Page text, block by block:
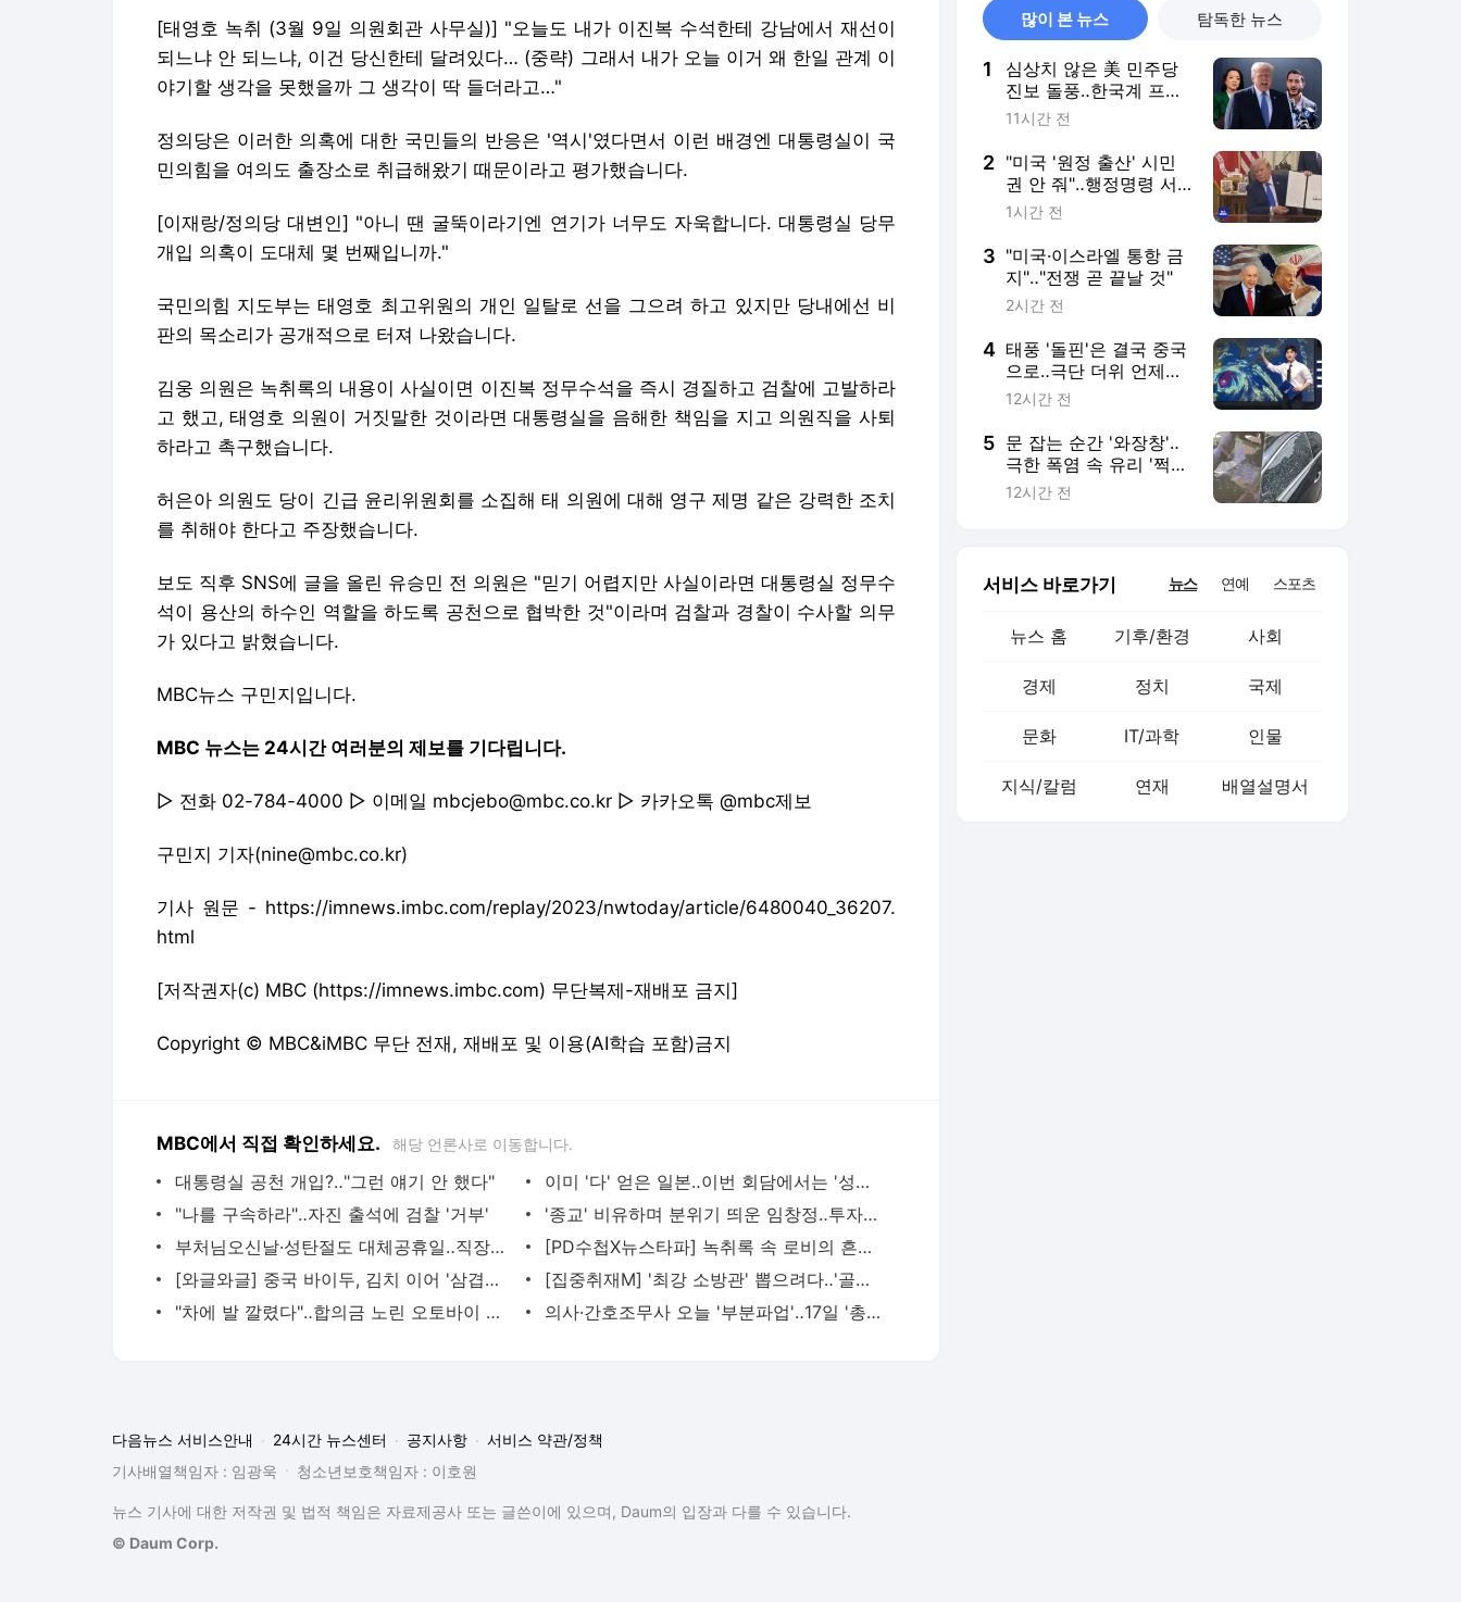
[태영호 녹취 (3월 9일 의원회관 사무실)] "오늘도 내가 이진복 수석한테 강남에서 재선이
되느냐 안 되느냐, 이건 당신한테 달려있다… (중략) 그래서 내가 오늘 이거 왜 한일 관계 이
야기할 생각을 못했을까 그 생각이 딱 들더라고…"
정의당은 이러한 의혹에 대한 국민들의 반응은 '역시'였다면서 이런 배경엔 대통령실이 국
민의힘을 여의도 출장소로 취급해왔기 때문이라고 평가했습니다.
[이재랑/정의당 대변인] "아니 땐 굴뚝이라기엔 연기가 너무도 자욱합니다. 대통령실 당무
개입 의혹이 도대체 몇 번째입니까."
국민의힘 지도부는 태영호 최고위원의 개인 일탈로 선을 그으려 하고 있지만 당내에선 비
판의 목소리가 공개적으로 터져 나왔습니다.
김웅 의원은 녹취록의 내용이 사실이면 이진복 정무수석을 즉시 경질하고 검찰에 고발하라
고 했고, 태영호 의원이 거짓말한 것이라면 대통령실을 음해한 책임을 지고 의원직을 사퇴
하라고 촉구했습니다.
허은아 의원도 당이 긴급 윤리위원회를 소집해 태 의원에 대해 영구 제명 같은 강력한 조치
를 취해야 한다고 주장했습니다.
보도 직후 SNS에 글을 올린 유승민 전 의원은 "믿기 어렵지만 사실이라면 대통령실 정무수
석이 용산의 하수인 역할을 하도록 공천으로 협박한 것"이라며 검찰과 경찰이 수사할 의무
가 있다고 밝혔습니다.
MBC뉴스 구민지입니다.
MBC 뉴스는 24시간 여러분의 제보를 기다립니다.
▷ 전화 02-784-4000 ▷ 이메일 mbcjebo@mbc.co.kr ▷ 카카오톡 @mbc제보
구민지 기자(nine@mbc.co.kr)
기사 원문 - https://imnews.imbc.com/replay/2023/nwtoday/article/6480040_36207.
html
[저작권자(c) MBC (https://imnews.imbc.com) 무단복제-재배포 금지]
Copyright © MBC&iMBC 무단 전재, 재배포 및 이용(AI학습 포함)금지
MBC에서 직접 확인하세요. 해당 언론사로 이동합니다.
대통령실 공천 개입?‥"그런 얘기 안 했다"
이미 '다' 얻은 일본‥이번 회담에서는 '성의' 보일까?
"나를 구속하라"‥자진 출석에 검찰 '거부'
'종교' 비유하며 분위기 띄운 임창정‥투자에도 관여?
부처님오신날·성탄절도 대체공휴일‥직장인·여행업계 '환영'
[PD수첩X뉴스타파] 녹취록 속 로비의 흔적‥대장동 일당의 민낯
[와글와글] 중국 바이두, 김치 이어 '삼겹살'도 중국요리로 설명
[집중취재M] '최강 소방관' 뽑으려다‥'골병 소방관' 늘어
"차에 발 깔렸다"‥합의금 노린 오토바이 운전자 덜미
의사·간호조무사 오늘 '부분파업'‥17일 '총파업'
많이 본 뉴스 탐독한 뉴스
1
심상치 않은 美 민주당
진보 돌풍‥한국계 프란
체스카 홍이 이어가나
11시간 전
2 "미국 '원정 출산' 시민
권 안 줘"‥행정명령 서
명
1시간 전
3 "미국·이스라엘 통항 금
지"‥"전쟁 곧 끝날 것"
2시간 전
4 태풍 '돌핀'은 결국 중국
으로‥극단 더위 언제까
지?
12시간 전
5 문 잡는 순간 '와장창'‥
극한 폭염 속 유리 '쩍
쩍'
12시간 전
서비스 바로가기 뉴스 연예 스포츠
뉴스 홈 기후/환경 사회
경제 정치 국제
문화 IT/과학 인물
지식/칼럼 연재 배열설명서
다음뉴스 서비스안내 24시간 뉴스센터 공지사항
서비스 약관/정책
기사배열책임자 : 임광욱
청소년보호책임자 : 이호원
뉴스 기사에 대한 저작권 및 법적 책임은 자료제공사 또는 글쓴이에 있으며, Daum의 입장과 다를 수 있습니다.
© Daum Corp.